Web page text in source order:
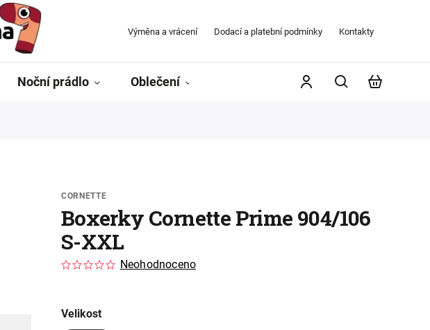
Výměna a vrácení Dodací a platební podmínky Kontakty
Noční prádlo Oblečení Kontakty
CORNETTE
Boxerky Cornette Prime 904/106
S-XXL
Neohodnoceno
Velikost